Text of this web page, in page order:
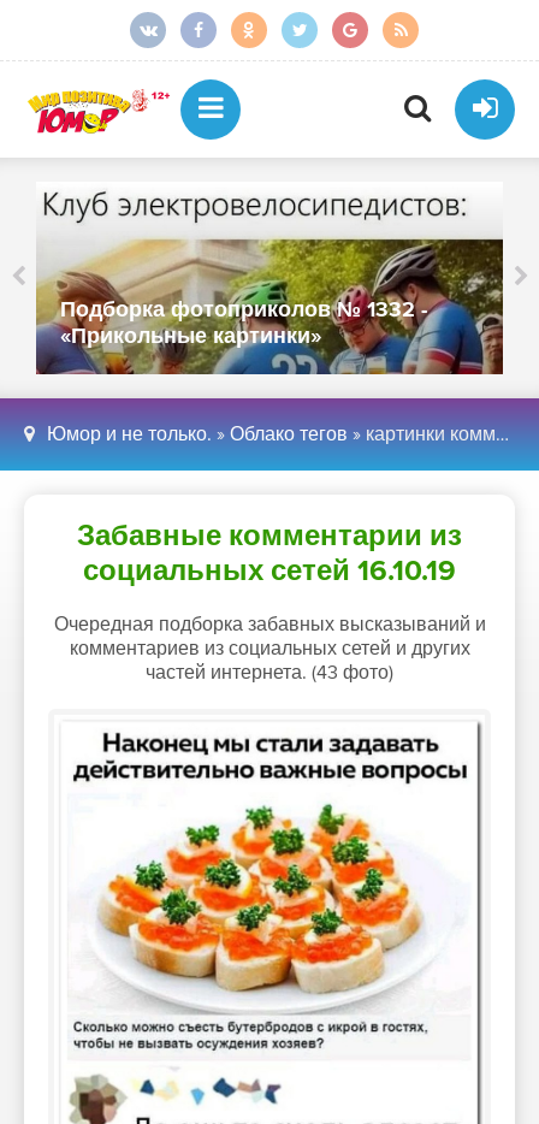
Подборка фотоприколов № 1332 -
«Прикольные картинки»
Юмор и не только. » Облако тегов » картинки комментарии
Забавные комментарии из
социальных сетей 16.10.19
Очередная подборка забавных высказываний и
комментариев из социальных сетей и других
частей интернета. (43 фото)